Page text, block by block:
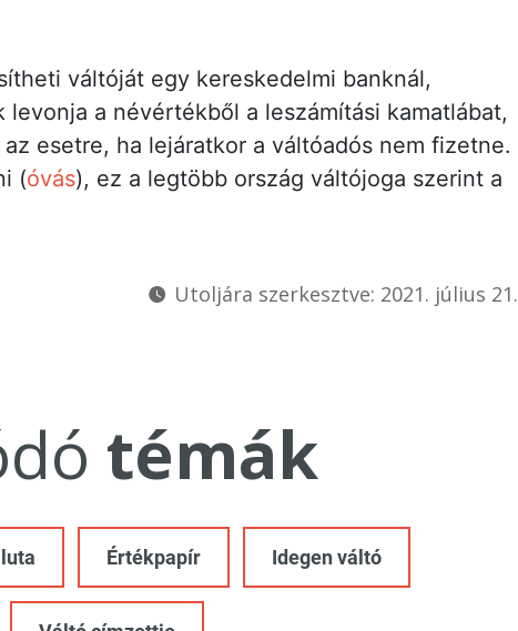
váltóját egy kereskedelmi banknál,
a névértékből a leszámítási kamatlábat,
esetre, ha lejáratkor a váltóadós nem fizetne.
(óvás), ez a legtöbb ország váltójoga szerint a
Utoljára szerkesztve: 2021. július 21.
témák
Értékpapír Idegen váltó